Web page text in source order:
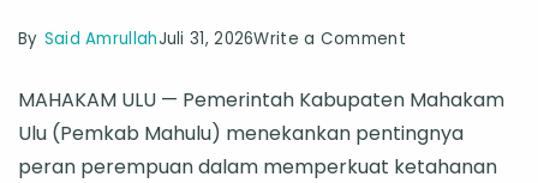
By Said AmrullahJuli 31, 2026Write a Commenton
ke-
102
MAHAKAM ULU — Pemerintah Kabupaten Mahakam
Ulu (Pemkab Mahulu) menekankan pentingnya
peran perempuan dalam memperkuat ketahanan